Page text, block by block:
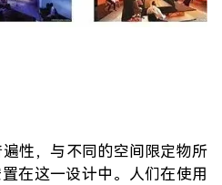
性，与不同的空间限定物所
在这一设计中。人们在使用